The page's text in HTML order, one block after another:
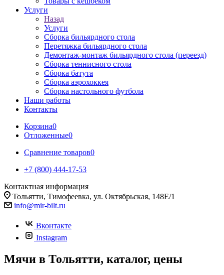
Услуги
Назад
Услуги
Сборка бильярдного стола
Перетяжка бильярдного стола
Демонтаж-монтаж бильярдного стола (переезд)
Сборка теннисного стола
Сборка батута
Сборка аэрохоккея
Сборка настольного футбола
Наши работы
Контакты
Корзина0
Отложенные0
Сравнение товаров0
+7 (800) 444-17-53
Контактная информация
Тольятти, Тимофеевка, ул. Октябрьская, 148Е/1
info@mir-bilt.ru
Вконтакте
Instagram
Мячи в Тольятти, каталог, цены